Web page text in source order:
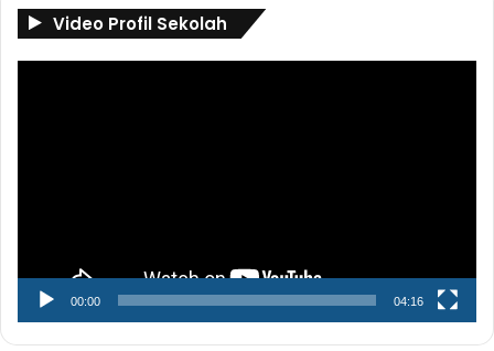
Video Profil Sekolah
00:00 04:16